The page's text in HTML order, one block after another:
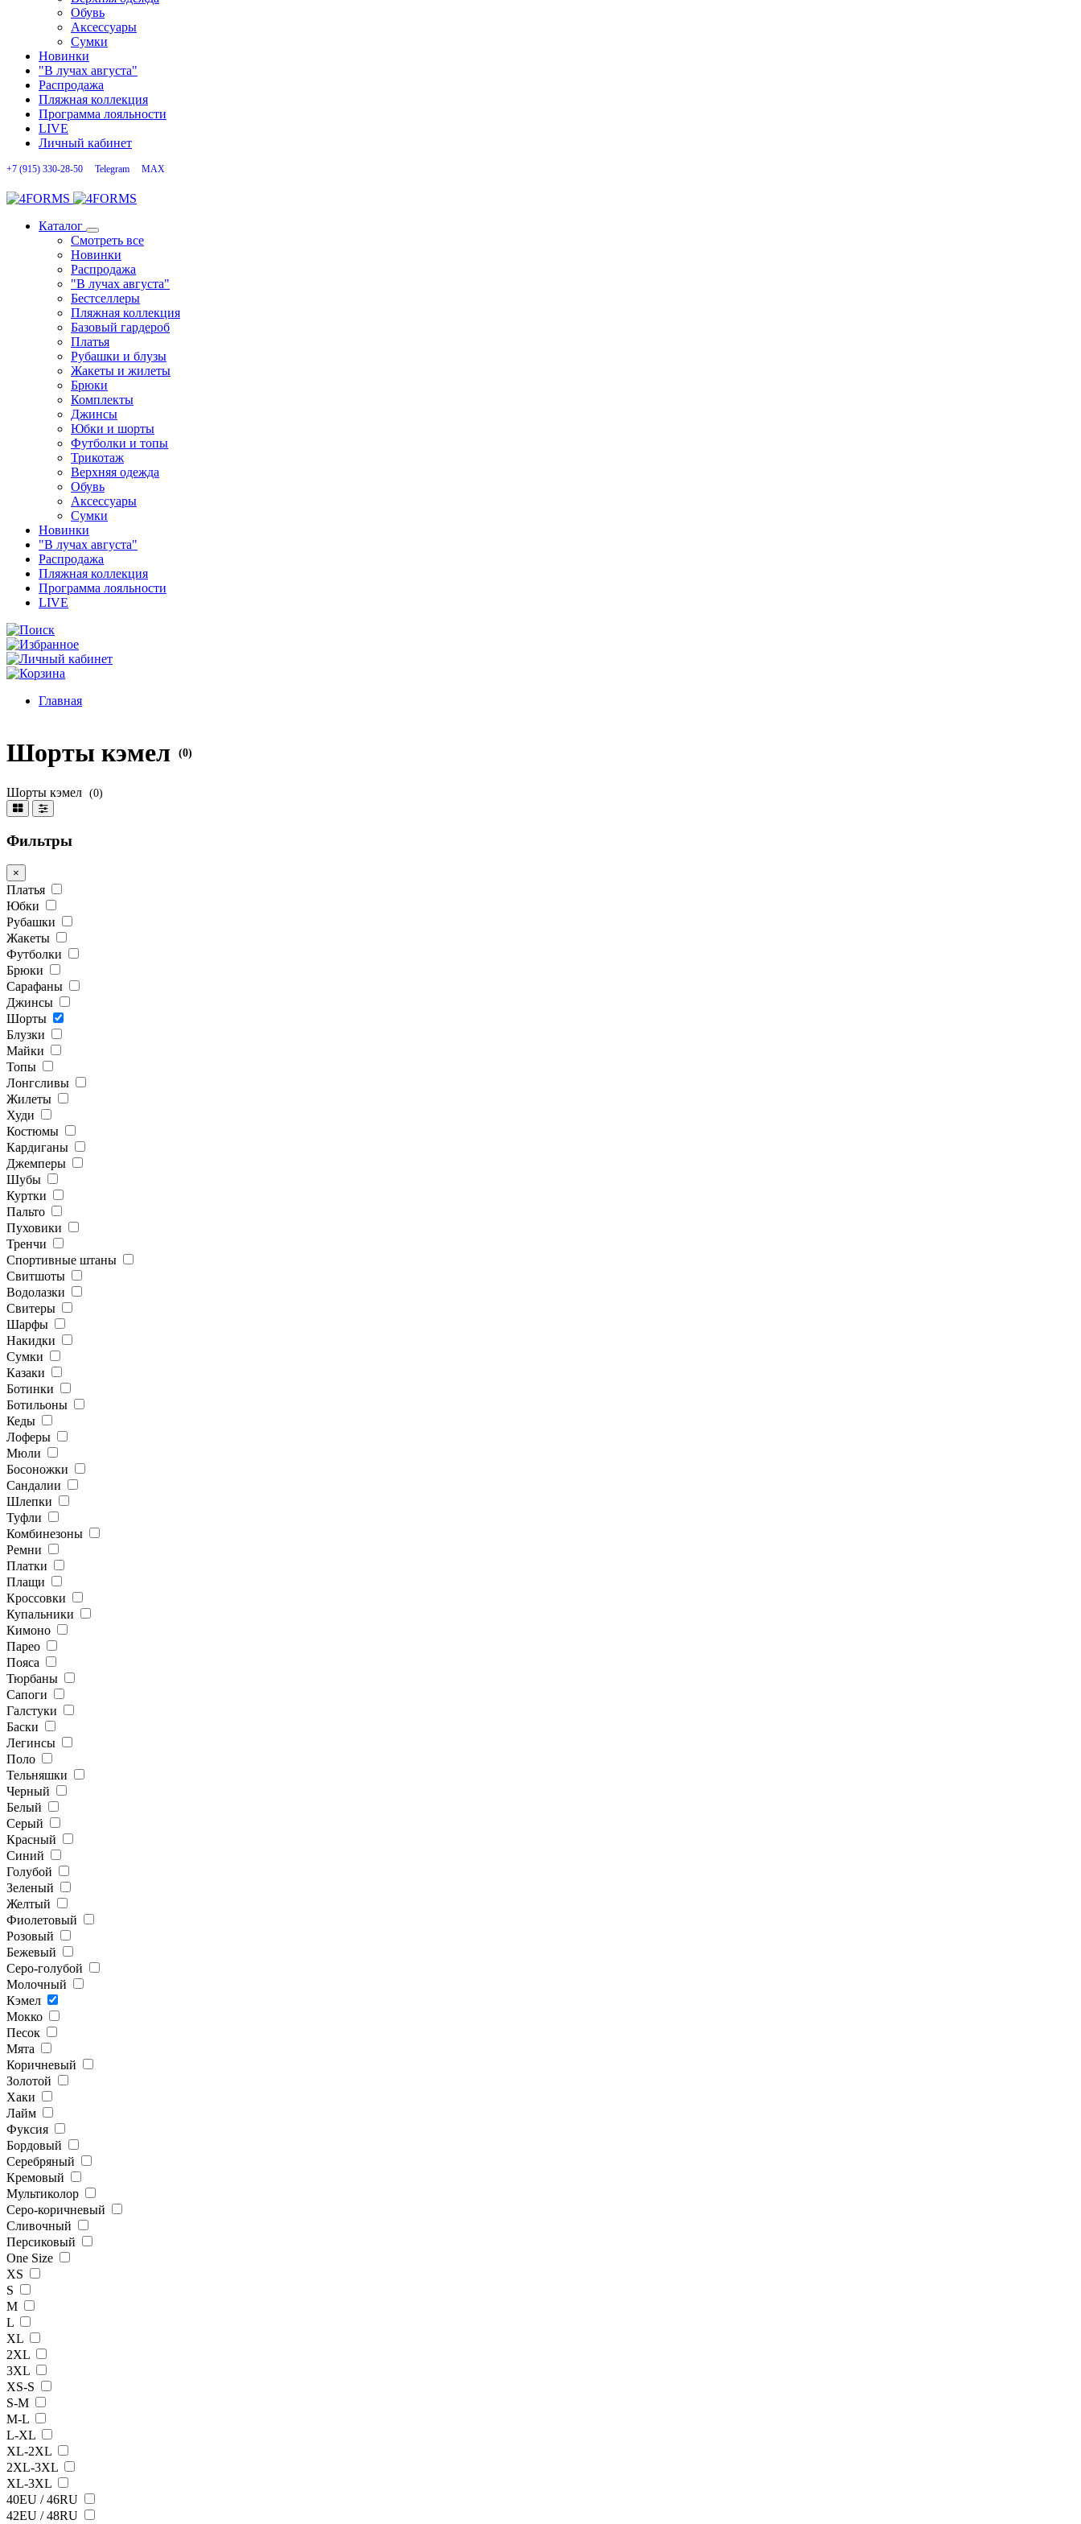
Обувь
Аксессуары
Сумки
Новинки
"В лучах августа"
Распродажа
Пляжная коллекция
Программа лояльности
LIVE
Личный кабинет
+7 (915) 330-28-50 Telegram MAX
Каталог
Смотреть все
Новинки
Распродажа
"В лучах августа"
Бестселлеры
Пляжная коллекция
Базовый гардероб
Платья
Рубашки и блузы
Жакеты и жилеты
Брюки
Комплекты
Джинсы
Юбки и шорты
Футболки и топы
Трикотаж
Верхняя одежда
Обувь
Аксессуары
Сумки
Новинки
"В лучах августа"
Распродажа
Пляжная коллекция
Программа лояльности
LIVE
Главная
Шорты кэмел (0)
Шорты кэмел (0)
Фильтры
×
Платья
Юбки
Рубашки
Жакеты
Футболки
Брюки
Сарафаны
Джинсы
Шорты
Блузки
Майки
Топы
Лонгсливы
Жилеты
Худи
Костюмы
Кардиганы
Джемперы
Шубы
Куртки
Пальто
Пуховики
Тренчи
Спортивные штаны
Свитшоты
Водолазки
Свитеры
Шарфы
Накидки
Сумки
Казаки
Ботинки
Ботильоны
Кеды
Лоферы
Мюли
Босоножки
Сандалии
Шлепки
Туфли
Комбинезоны
Ремни
Платки
Плащи
Кроссовки
Купальники
Кимоно
Парео
Пояса
Тюрбаны
Сапоги
Галстуки
Баски
Легинсы
Поло
Тельняшки
Черный
Белый
Серый
Красный
Синий
Голубой
Зеленый
Желтый
Фиолетовый
Розовый
Бежевый
Серо-голубой
Молочный
Кэмел
Мокко
Песок
Мята
Коричневый
Золотой
Хаки
Лайм
Фуксия
Бордовый
Серебряный
Кремовый
Мультиколор
Серо-коричневый
Сливочный
Персиковый
One Size
XS
S
M
L
XL
2XL
3XL
XS-S
S-M
M-L
L-XL
XL-2XL
2XL-3XL
XL-3XL
40EU / 46RU
42EU / 48RU